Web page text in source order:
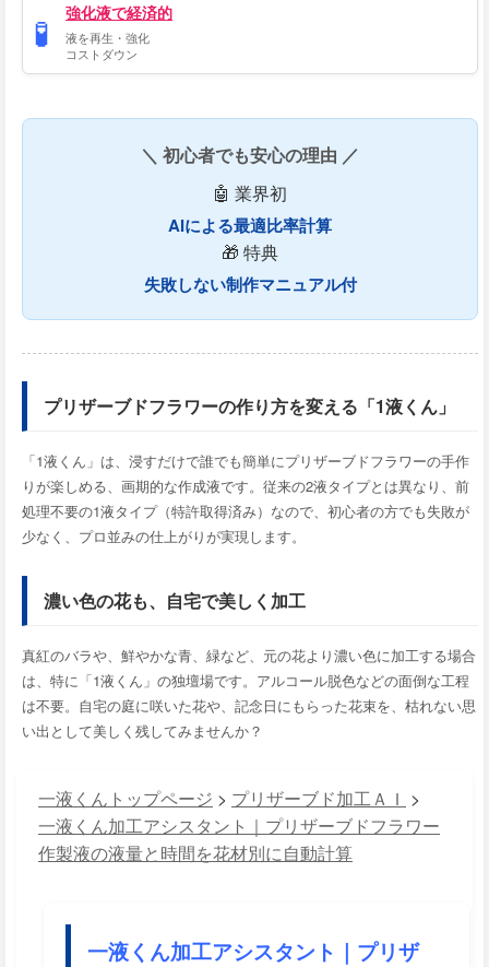
🧪 強化液で経済的
液を再生・強化
コストダウン
＼ 初心者でも安心の理由 ／
🤖 業界初
AIによる最適比率計算
🎁 特典
失敗しない制作マニュアル付
プリザーブドフラワーの作り方を変える「1液くん」
「1液くん」は、浸すだけで誰でも簡単にプリザーブドフラワーの手作
りが楽しめる、画期的な作成液です。従来の2液タイプとは異なり、前
処理不要の1液タイプ（特許取得済み）なので、初心者の方でも失敗が
少なく、プロ並みの仕上がりが実現します。
濃い色の花も、自宅で美しく加工
真紅のバラや、鮮やかな青、緑など、元の花より濃い色に加工する場合
は、特に「1液くん」の独壇場です。アルコール脱色などの面倒な工程
は不要。自宅の庭に咲いた花や、記念日にもらった花束を、枯れない思
い出として美しく残してみませんか？
一液くんトップページ > プリザーブド加工ＡＩ >
一液くん加工アシスタント｜プリザーブドフラワー
作製液の液量と時間を花材別に自動計算
一液くん加工アシスタント｜プリザ